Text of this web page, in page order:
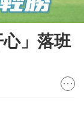
」落班